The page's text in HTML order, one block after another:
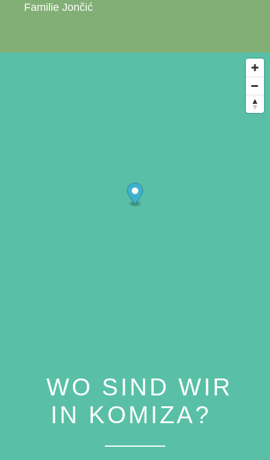
Familie Jončić
WO SIND WIR
IN KOMIZA?